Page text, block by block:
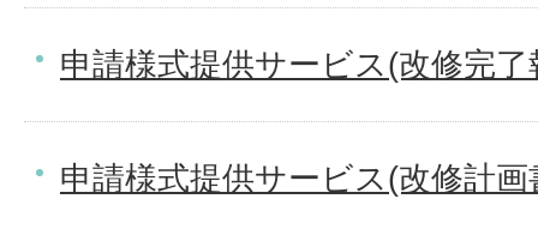
申請様式提供サービス(改修完了
申請様式提供サービス(改修計画